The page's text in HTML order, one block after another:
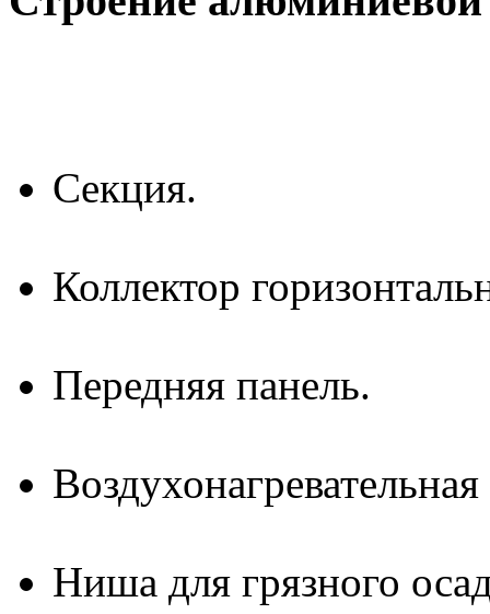
Секция.
Коллектор
Передняя панель.
Ниша для грязного